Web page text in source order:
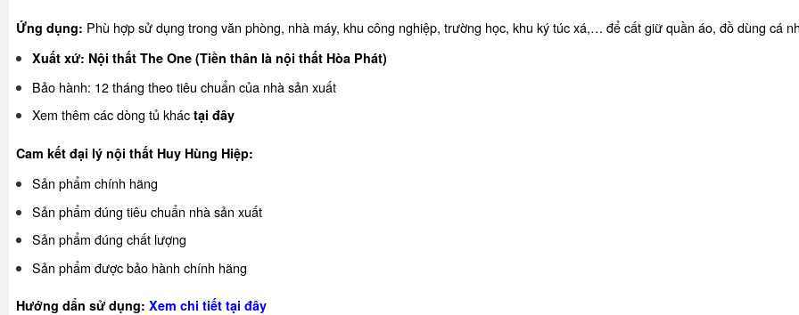
Ứng dụng: Phù hợp sử dụng trong văn phòng, nhà máy, khu công nghiệp, trường học, khu ký túc xá,… để cất giữ quần áo, đồ dùng cá
Xuất xứ: Nội thất The One (Tiền thân là nội thất Hòa Phát)
Bảo hành: 12 tháng theo tiêu chuẩn của nhà sản xuất
Xem thêm các dòng tủ kháctại đây
Cam kết đại lý nội thất Huy Hùng Hiệp:
Sản phẩm chính hãng
Sản phẩm đúng tiêu chuẩn nhà sản xuất
Sản phẩm đúng chất lượng
Sản phẩm được bảo hành chính hãng
Hướng dẩn sử dụng: Xem chi tiết tại đây